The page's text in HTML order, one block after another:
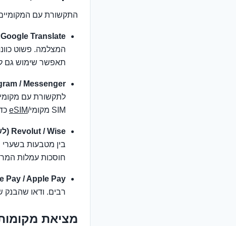
התקשורת עם המקומיים
Google Translate:
המצלמה. פשוט
תאפשר שימוש גם
/ Messenger:
לתקשורת עם
SIM מקומי/
eSIM
Revolut / Wise (לשעבר TransferWise):
בין מטבעות
חוסכות עמלות
Pay / Apple Pay:
רבים. ודאו
מציאת